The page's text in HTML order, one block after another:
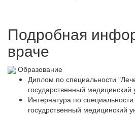
Подробная
враче
Образование
Диплом по специальности
государственный медицинский
Интернатура по
госудрственный медицинский